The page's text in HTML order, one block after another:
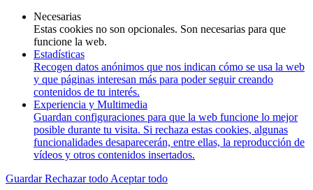
Necesarias
Estas cookies no son opcionales. Son necesarias para que
funcione la web.
Estadísticas
Recogen datos anónimos que nos indican cómo se usa la web
y que páginas interesan más para poder seguir creando
contenidos de tu interés.
Experiencia y Multimedia
Guardan configuraciones para que la web funcione lo mejor
posible durante tu visita. Si rechaza estas cookies, algunas
funcionalidades desaparecerán, entre ellas, la reproducción de
vídeos y otros contenidos insertados.
GuardarRechazar todo Aceptar todo